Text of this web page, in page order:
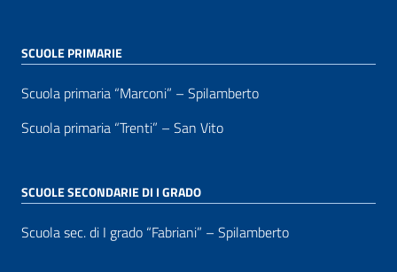
SCUOLE PRIMARIE
Scuola primaria “Marconi” – Spilamberto
Scuola primaria “Trenti” – San Vito
SCUOLE SECONDARIE DI I GRADO
Scuola sec. di I grado “Fabriani” – Spilamberto